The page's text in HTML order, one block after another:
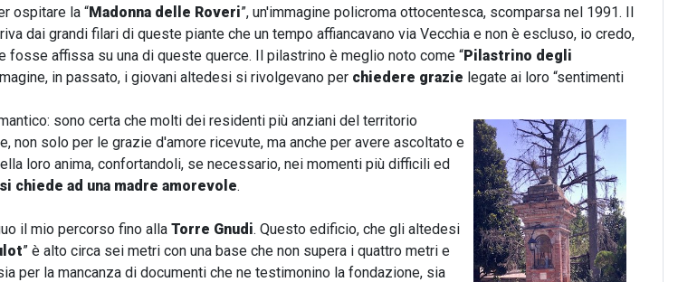
ospitare la “Madonna delle Roveri”, un'immagine policroma ottocentesca, scomparsa nel 1991. Il
dai grandi filari di queste piante che un tempo affiancavano via Vecchia e non è escluso, io credo,
fosse affissa su una di queste querce. Il pilastrino è meglio noto come “Pilastrino degli
in passato, i giovani altedesi si rivolgevano per chiedere grazie legate ai loro “sentimenti
sono certa che molti dei residenti più anziani del territorio
non solo per le grazie d'amore ricevute, ma anche per avere ascoltato e
loro anima, confortandoli, se necessario, nei momenti più difficili ed
chiede ad una madre amorevole.
il mio percorso fino alla Torre Gnudi. Questo edificio, che gli altedesi
” è alto circa sei metri con una base che non supera i quattro metri e
per la mancanza di documenti che ne testimonino la fondazione, sia